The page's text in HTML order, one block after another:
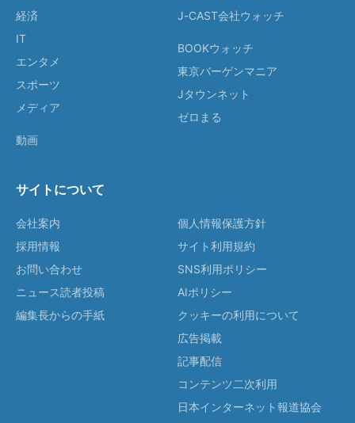
経済
IT
エンタメ
スポーツ
メディア
動画
J-CAST会社ウォッチ
BOOKウォッチ
東京バーゲンマニア
Jタウンネット
ゼロまる
サイトについて
会社案内
採用情報
お問い合わせ
ニュース読者投稿
編集長からの手紙
個人情報保護方針
サイト利用規約
SNS利用ポリシー
AIポリシー
クッキーの利用について
広告掲載
記事配信
コンテンツ二次利用
日本インターネット報道協会